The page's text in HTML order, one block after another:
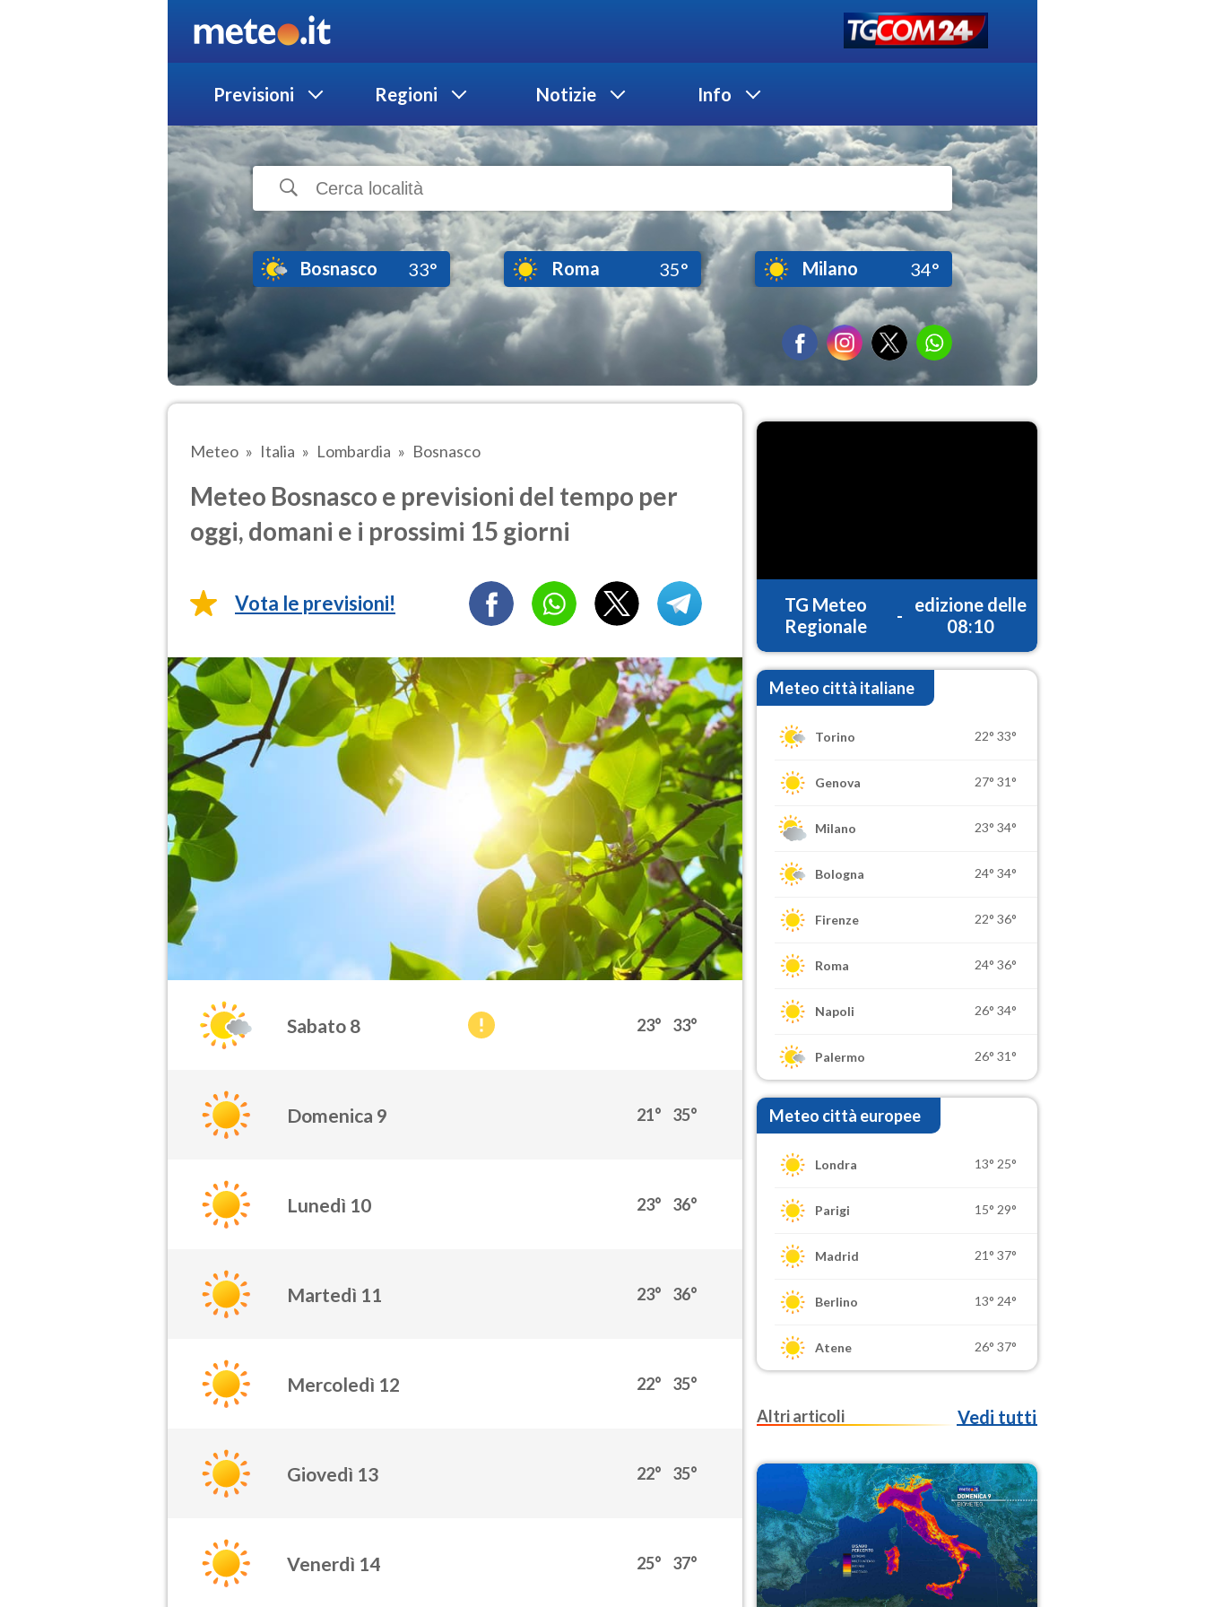
Previsioni Regioni Notizie Info
Bosnasco 33° Roma 35° Milano 34°
Meteo Italia Lombardia Bosnasco
Meteo Bosnasco e previsioni del tempo per
oggi, domani e i prossimi 15 giorni
Vota le previsioni!
Sabato 8 23° 33°
Domenica 9 21° 35°
Lunedì 10 23° 36°
Martedì 11 23° 36°
Mercoledì 12 22° 35°
Giovedì 13 22° 35°
Venerdì 14 25° 37°
TG Meteo
Regionale
-
edizione delle
08:10
Meteo città italiane
Torino 22° 33°
Genova 27° 31°
Milano 23° 34°
Bologna 24° 34°
Firenze 22° 36°
Roma 24° 36°
Napoli 26° 34°
Palermo 26° 31°
Meteo città europee
Londra 13° 25°
Parigi 15° 29°
Madrid 21° 37°
Berlino 13° 24°
Atene 26° 37°
Altri articoli Vedi tutti